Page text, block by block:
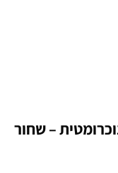
– שחור